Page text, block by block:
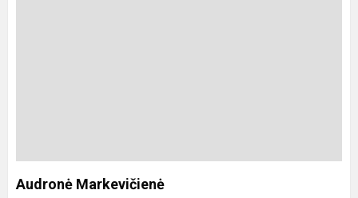
Audronė Markevičienė